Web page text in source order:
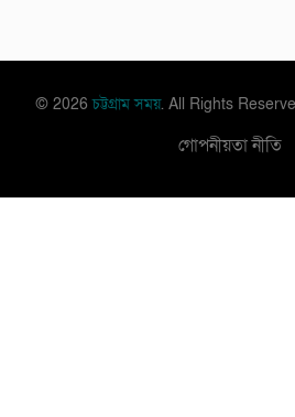
© 2026চট্টগ্রাম সময়. All Rights
গোপনীয়তা নীতি